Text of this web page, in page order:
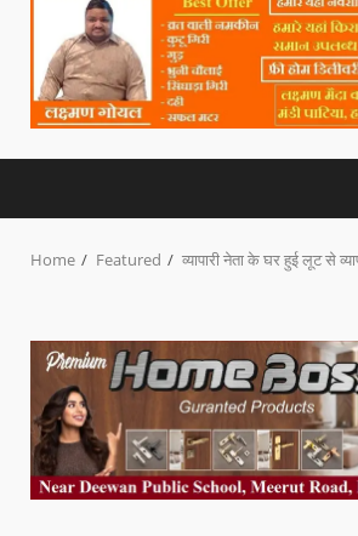
Home Featured व्यापारी नेता के घर हुई लूट से